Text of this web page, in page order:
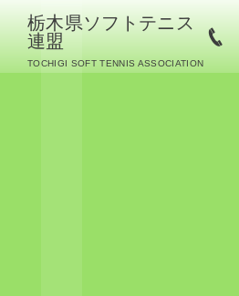
栃木県ソフトテニス
連盟
TOCHIGI SOFT TENNIS ASSOCIATION